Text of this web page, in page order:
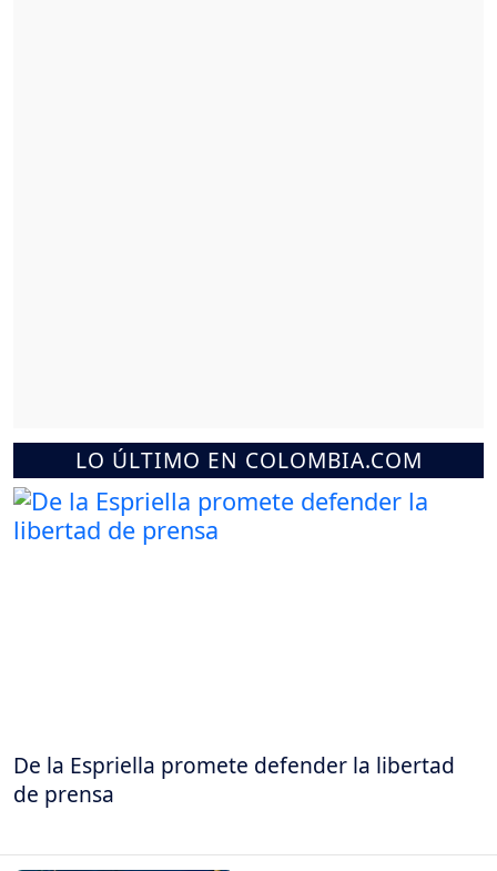
LO ÚLTIMO EN COLOMBIA.COM
De la Espriella promete defender la libertad
de prensa